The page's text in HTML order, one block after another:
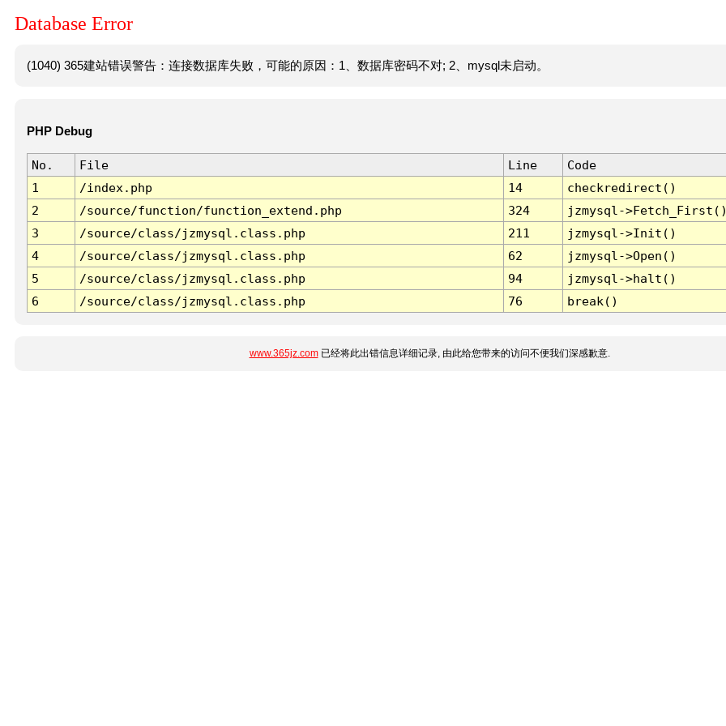
Database Error
(1040) 365建站错误警告：连接数据库失败，可能的原因：1、数据库密码不对; 2、mysql未启动。
PHP Debug
No. File Line
Code
1
/index.php 14
checkredirect()
2
/source/function/function_extend.php 324
jzmysql-
3
/source/class/jzmysql.class.php 211
jzmysql->Init()
4
/source/class/jzmysql.class.php 62
jzmysql->Open()
5
/source/class/jzmysql.class.php 94
jzmysql->halt()
6
/source/class/jzmysql.class.php 76 break()
www.365jz.com已经将此出错信息详细记录, 由此给您带来的访问不便我们深感歉意.